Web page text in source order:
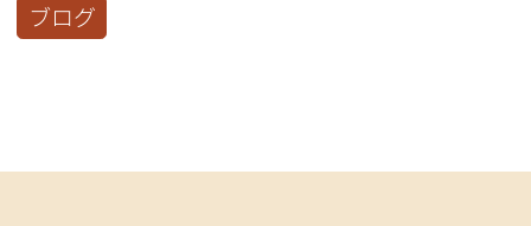
ブログ